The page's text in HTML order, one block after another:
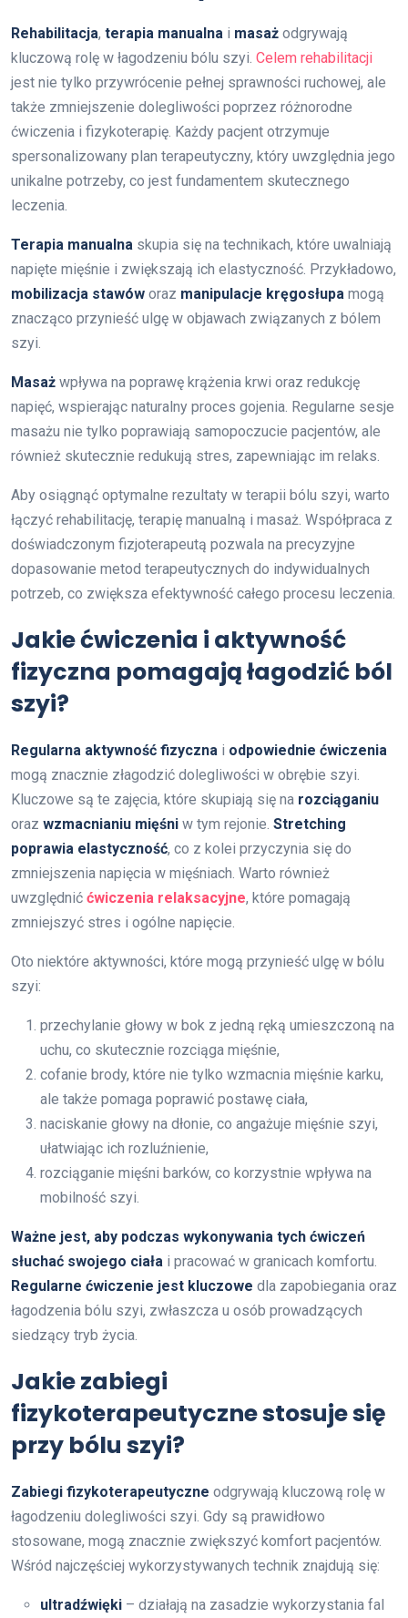
Rehabilitacja, terapia manualna i masaż odgrywają
kluczową rolę w łagodzeniu bólu szyi. Celem rehabilitacji
jest nie tylko przywrócenie pełnej sprawności ruchowej, ale
także zmniejszenie dolegliwości poprzez różnorodne
ćwiczenia i fizykoterapię. Każdy pacjent otrzymuje
spersonalizowany plan terapeutyczny, który uwzględnia jego
unikalne potrzeby, co jest fundamentem skutecznego
leczenia.
Terapia manualna skupia się na technikach, które uwalniają
napięte mięśnie i zwiększają ich elastyczność. Przykładowo,
mobilizacja stawów oraz manipulacje kręgosłupa mogą
znacząco przynieść ulgę w objawach związanych z bólem
szyi.
Masaż wpływa na poprawę krążenia krwi oraz redukcję
napięć, wspierając naturalny proces gojenia. Regularne sesje
masażu nie tylko poprawiają samopoczucie pacjentów, ale
również skutecznie redukują stres, zapewniając im relaks.
Aby osiągnąć optymalne rezultaty w terapii bólu szyi, warto
łączyć rehabilitację, terapię manualną i masaż. Współpraca z
doświadczonym fizjoterapeutą pozwala na precyzyjne
dopasowanie metod terapeutycznych do indywidualnych
potrzeb, co zwiększa efektywność całego procesu leczenia.
Jakie ćwiczenia i aktywność
fizyczna pomagają łagodzić ból
szyi?
Regularna aktywność fizyczna i odpowiednie ćwiczenia
mogą znacznie złagodzić dolegliwości w obrębie szyi.
Kluczowe są te zajęcia, które skupiają się na rozciąganiu
oraz wzmacnianiu mięśni w tym rejonie. Stretching
poprawia elastyczność, co z kolei przyczynia się do
zmniejszenia napięcia w mięśniach. Warto również
uwzględnić ćwiczenia relaksacyjne, które pomagają
zmniejszyć stres i ogólne napięcie.
Oto niektóre aktywności, które mogą przynieść ulgę w bólu
szyi:
przechylanie głowy w bok z jedną ręką umieszczoną na
uchu, co skutecznie rozciąga mięśnie,
cofanie brody, które nie tylko wzmacnia mięśnie karku,
ale także pomaga poprawić postawę ciała,
naciskanie głowy na dłonie, co angażuje mięśnie szyi,
ułatwiając ich rozluźnienie,
rozciąganie mięśni barków, co korzystnie wpływa na
mobilność szyi.
Ważne jest, aby podczas wykonywania tych ćwiczeń
słuchać swojego ciała i pracować w granicach komfortu.
Regularne ćwiczenie jest kluczowe dla zapobiegania oraz
łagodzenia bólu szyi, zwłaszcza u osób prowadzących
siedzący tryb życia.
Jakie zabiegi
fizykoterapeutyczne stosuje się
przy bólu szyi?
Zabiegi fizykoterapeutyczne odgrywają kluczową rolę w
łagodzeniu dolegliwości szyi. Gdy są prawidłowo
stosowane, mogą znacznie zwiększyć komfort pacjentów.
Wśród najczęściej wykorzystywanych technik znajdują się:
ultradźwięki – działają na zasadzie wykorzystania fal